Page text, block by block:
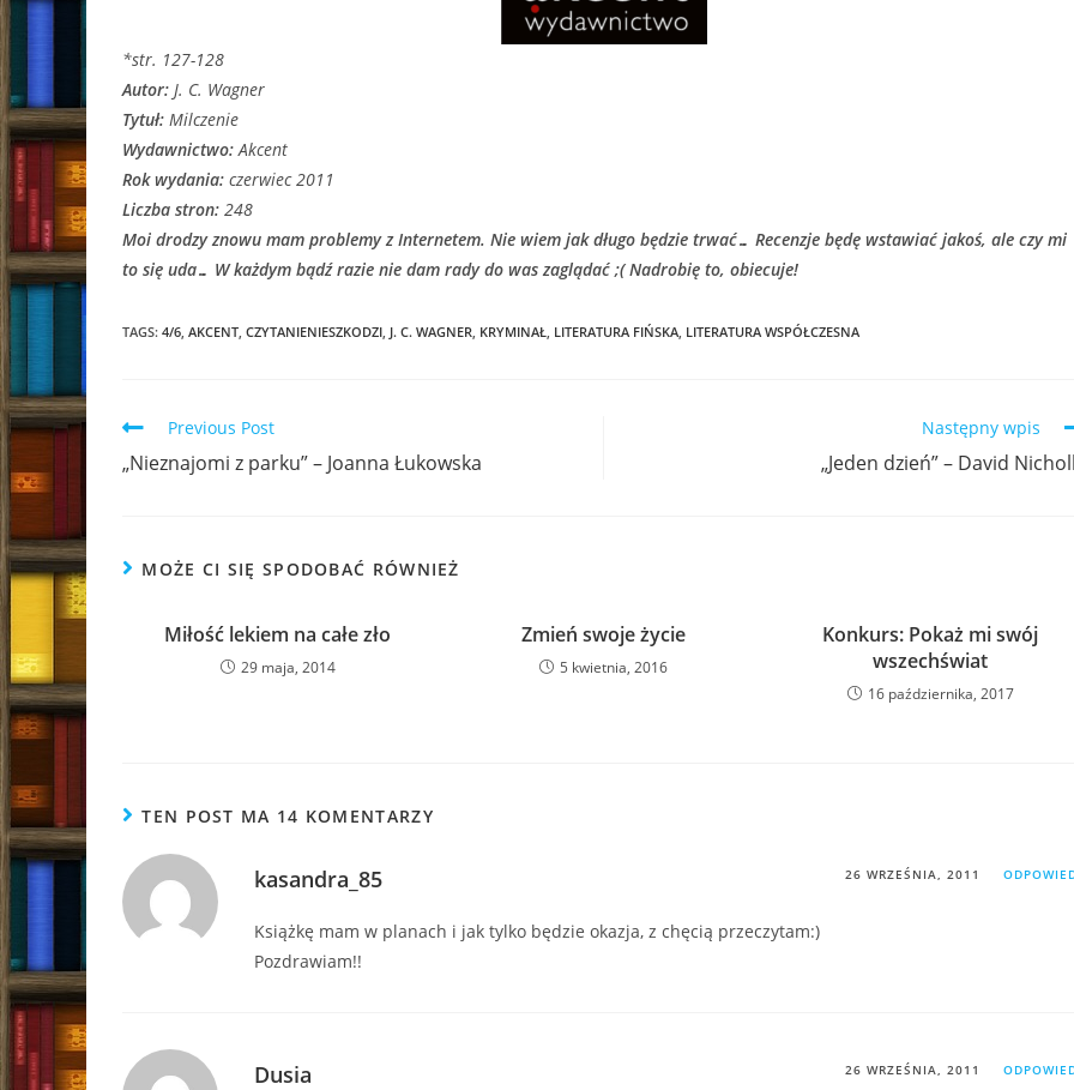
*str. 127-128
Autor: J. C. Wagner
Tytuł: Milczenie
Wydawnictwo:Akcent
Rok wydania: czerwiec 2011
Liczba stron: 248
Moi drodzy znowu mam problemy z Internetem. Nie wiem jak długo będzie trwać… Recenzje będę wstawiać jakoś, ale czy mi
to się uda… W każdym bądź razie nie dam rady do was zaglądać ;( Nadrobię to, obiecuje!
TAGS: 4/6, AKCENT, CZYTANIENIESZKODZI, J. C. WAGNER, KRYMINAŁ, LITERATURA FIŃSKA, LITERATURA WSPÓŁCZESNA
Read
articles
Previous Post
„Nieznajomi z parku” – Joanna Łukowska
Następny wpis
„Jeden dzień” – David
MOŻE CI SIĘ SPODOBAĆ RÓWNIEŻ
Miłość lekiem na całe zło
29 maja, 2014
Zmień swoje życie
5 kwietnia, 2016
Konkurs: Pokaż mi swój
wszechświat
16 października, 2017
TEN POST MA 14 KOMENTARZY
kasandra_85 26 WRZEŚNIA, 2011
Książkę mam w planach i jak tylko będzie okazja, z chęcią przeczytam:)
Pozdrawiam!!
Dusia 26 WRZEŚNIA, 2011